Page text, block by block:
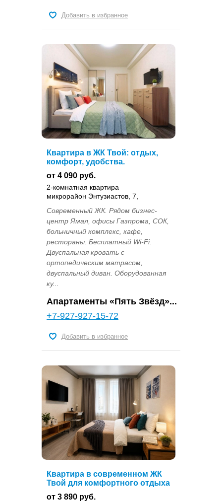
Добавить в избранное
Квартира в ЖК Твой: отдых,
комфорт, удобства.
от 4 090 руб.
2-комнатная квартира
микрорайон Энтузиастов, 7,
Современный ЖК. Рядом бизнес-
центр Ямал, офисы Газпрома, СОК,
больничный комплекс, кафе,
рестораны. Бесплатный Wi-Fi.
Двуспальная кровать с
ортопедическим матрасом,
двуспальный диван. Оборудованная
ку...
Апартаменты «Пять Звёзд»...
+7-927-927-15-72
Добавить в избранное
Квартира в современном ЖК
Твой для комфортного отдыха
от 3 890 руб.